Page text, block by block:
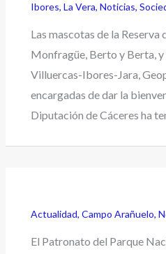
Ibores,La Vera,Noticias,
Las mascotas de la Reserva
Monfragüe, Berto y Berta,
Villuercas-Ibores-Jara,
encargadas de dar la
Diputación de Cáceres ha
Actualidad,Campo Arañuelo,
El Patronato del Parque